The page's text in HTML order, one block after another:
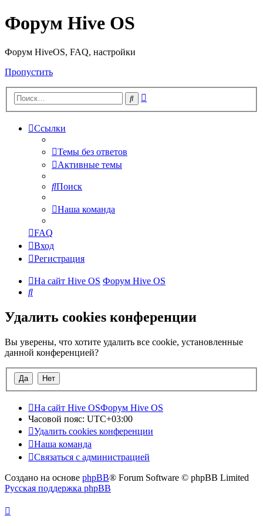
Форум Hive OS
Форум HiveOS, FAQ, настройки
Пропустить
Поиск
Ссылки
Темы без ответов
Активные темы
Поиск
Наша команда
FAQ
Вход
Регистрация
На сайт Hive OS Форум Hive OS
Поиск
Удалить cookies конференции
Вы уверены, что хотите удалить все cookie, установленные
данной конференцией?
На сайт Hive OSФорум Hive OS
Часовой пояс: UTC+03:00
Удалить cookies конференции
Наша команда
Связаться с администрацией
Создано на основе phpBB® Forum Software © phpBB Limited
Русская поддержка phpBB